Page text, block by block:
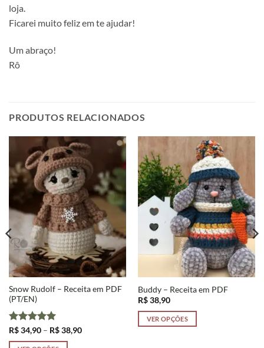
loja.
Ficarei muito feliz em te ajudar!
Um abraço!
Rô
PRODUTOS RELACIONADOS
Snow Rudolf – Receita em PDF
(PT/EN)
Avaliação5
de 5
R$34,90 – R$38,90Faixa
Buddy – Receita em PDF
R$38,90
VER OPÇÕES